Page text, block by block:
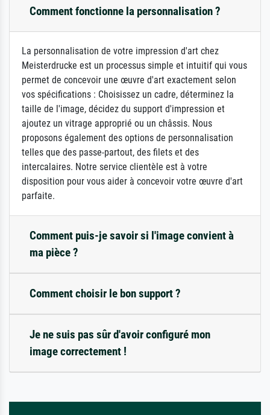
Comment fonctionne la personnalisation ?
La personnalisation de votre impression d'art chez
Meisterdrucke est un processus simple et intuitif qui vous
permet de concevoir une œuvre d'art exactement selon
vos spécifications : Choisissez un cadre, déterminez la
taille de l'image, décidez du support d'impression et
ajoutez un vitrage approprié ou un châssis. Nous
proposons également des options de personnalisation
telles que des passe-partout, des filets et des
intercalaires. Notre service clientèle est à votre
disposition pour vous aider à concevoir votre œuvre d'art
parfaite.
Comment puis-je savoir si l'image convient à
ma pièce ?
Comment choisir le bon support ?
Je ne suis pas sûr d'avoir configuré mon
image correctement !